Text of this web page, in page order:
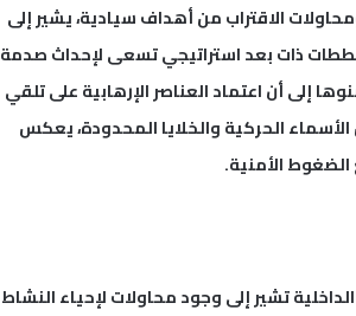
الاقتراب من أهداف سيادية، يشير إلى
ذات بعد استراتيجي تسعى لإحداث صدمة
إلى أن اعتماد العناصر الإرهابية على تلقي
الحركية والخلايا المحدودة، يعكس
الأمنية.
تشير إلى وجود محاولات لإحياء النشاط